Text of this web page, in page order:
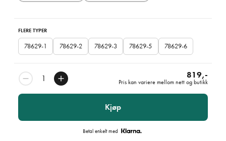
FLERE TYPER
78629-1 78629-2 78629-3 78629-5 78629-6
819,-
Pris kan variere mellom nett og butikk
Kjøp
Betal enkelt med